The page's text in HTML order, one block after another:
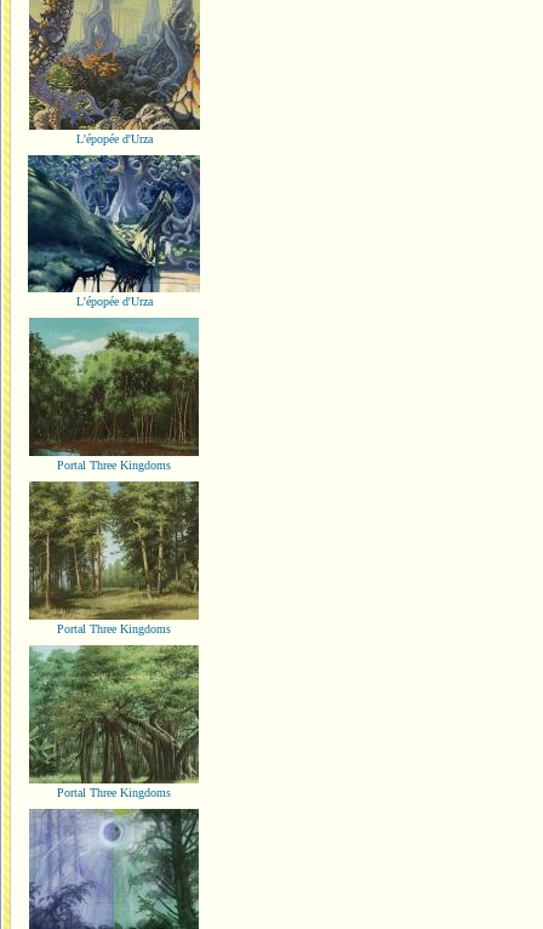
L'épopée d'Urza
L'épopée d'Urza
Portal Three Kingdoms
Portal Three Kingdoms
Portal Three Kingdoms